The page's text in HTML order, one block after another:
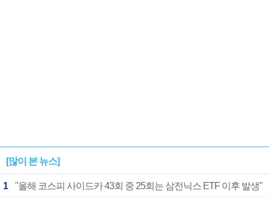
[많이 본 뉴스]
1 "올해 코스피 사이드카 43회 중 25회는 삼전닉스 ETF 이후 발생"